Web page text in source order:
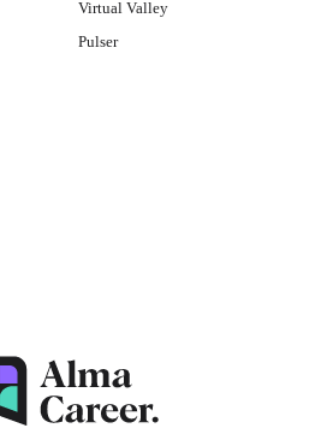
Virtual Valley
Pulser